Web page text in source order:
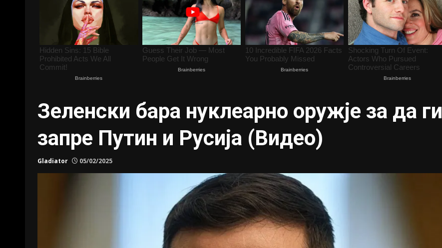
Зеленски бара нуклеарно оружје за да ги
запре Путин и Русија (Видео)
Gladiator 05/02/2025